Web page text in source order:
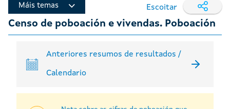
Máis temas Escoitar
Censo de poboación e vivendas. Poboación
Anteriores resumos de resultados /
Calendario